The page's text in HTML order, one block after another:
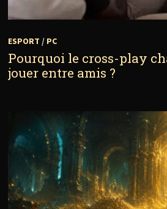
ESPORT / PC
Pourquoi le cross-play
jouer entre amis ?